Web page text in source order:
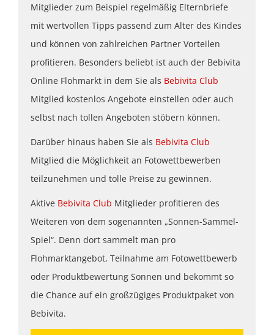
Mitglieder zum Beispiel regelmäßig Elternbriefe
mit wertvollen Tipps passend zum Alter des Kindes
und können von zahlreichen Partner Vorteilen
profitieren. Besonders beliebt ist auch der Bebivita
Online Flohmarkt in dem Sie als Bebivita Club
Mitglied kostenlos Angebote einstellen oder auch
selbst nach tollen Angeboten stöbern können.
Darüber hinaus haben Sie als Bebivita Club
Mitglied die Möglichkeit an Fotowettbewerben
teilzunehmen und tolle Preise zu gewinnen.
Aktive Bebivita Club Mitglieder profitieren des
Weiteren von dem sogenannten „Sonnen-Sammel-
Spiel“. Denn dort sammelt man pro
Flohmarktangebot, Teilnahme am Fotowettbewerb
oder Produktbewertung Sonnen und bekommt so
die Chance auf ein großzügiges Produktpaket von
Bebivita.